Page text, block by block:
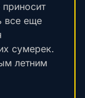
все еще
сумерек.
летним